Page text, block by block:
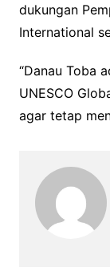
dukungan
International
“Danau Toba
UNESCO
agar tetap